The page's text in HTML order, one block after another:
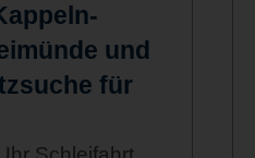
und
für